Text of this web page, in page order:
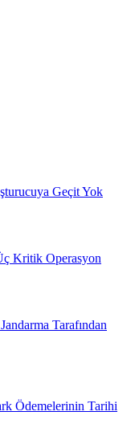
Geçit Yok
Kritik Operasyon
Tarafından
Ödemelerinin Tarihi